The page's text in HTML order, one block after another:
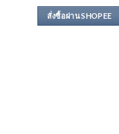
สั่งซื้อผ่าน SHOPEE